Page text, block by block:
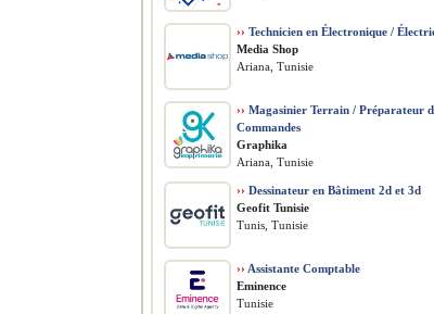
›› Technicien en Électronique /
Media Shop
Ariana, Tunisie
›› Magasinier Terrain / Préparateur
Commandes
Graphika
Ariana, Tunisie
›› Dessinateur en Bâtiment 2d et 3d
Geofit Tunisie
Tunis, Tunisie
›› Assistante Comptable
Eminence
Tunisie